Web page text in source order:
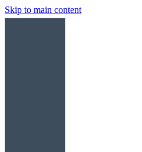
Skip to main content